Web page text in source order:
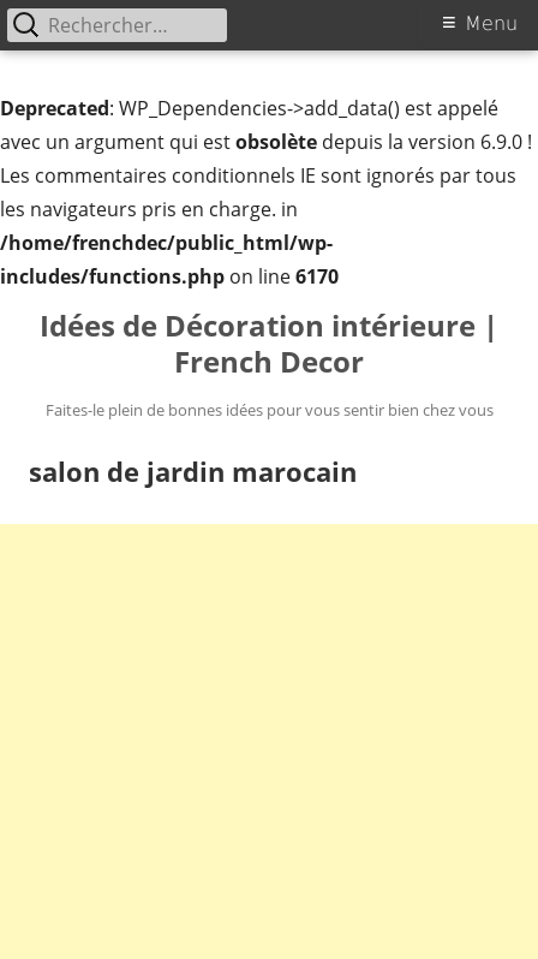
Deprecated: WP_Dependencies->add_data() est appelé
avec un argument qui estobsolète depuis la version 6.9.0 !
Les commentaires conditionnels IE sont ignorés par tous
les navigateurs pris en charge. in
/home/frenchdec/public_html/wp-
includes/functions.php on line6170
Idées de Décoration intérieure |
French Decor
Faites-le plein de bonnes idées pour vous sentir bien chez vous
Menu
Menu
Rechercher :
salon de jardin marocain